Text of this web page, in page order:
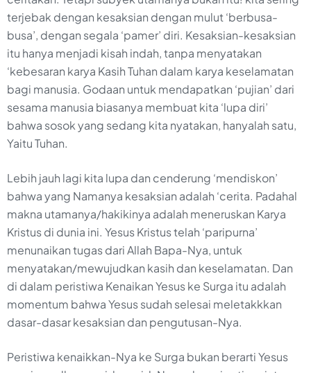
terjebak dengan kesaksian dengan mulut ‘berbusa-
busa’, dengan segala ‘pamer’ diri. Kesaksian-kesaksian
itu hanya menjadi kisah indah, tanpa menyatakan
‘kebesaran karya Kasih Tuhan dalam karya keselamatan
bagi manusia. Godaan untuk mendapatkan ‘pujian’ dari
sesama manusia biasanya membuat kita ‘lupa diri’
bahwa sosok yang sedang kita nyatakan, hanyalah satu,
Yaitu Tuhan.
Lebih jauh lagi kita lupa dan cenderung ‘mendiskon’
bahwa yang Namanya kesaksian adalah ‘cerita. Padahal
makna utamanya/hakikinya adalah meneruskan Karya
Kristus di dunia ini. Yesus Kristus telah ‘paripurna’
menunaikan tugas dari Allah Bapa-Nya, untuk
menyatakan/mewujudkan kasih dan keselamatan. Dan
di dalam peristiwa Kenaikan Yesus ke Surga itu adalah
momentum bahwa Yesus sudah selesai meletakkkan
dasar-dasar kesaksian dan pengutusan-Nya.
Peristiwa kenaikkan-Nya ke Surga bukan berarti Yesus